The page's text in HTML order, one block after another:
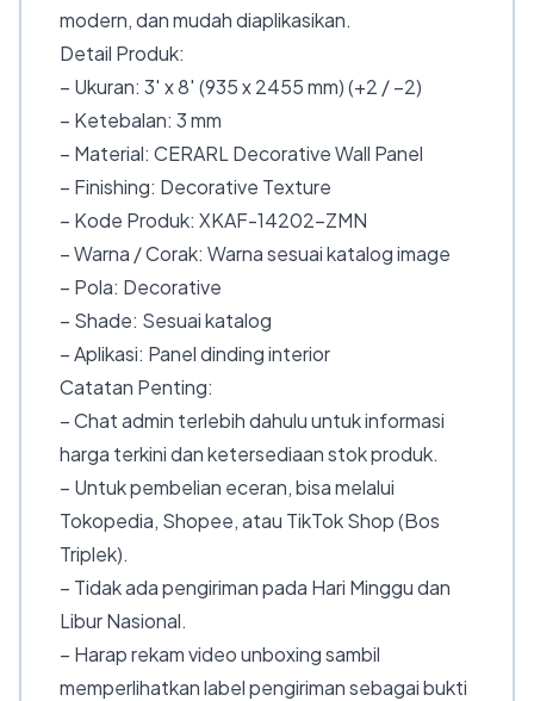
modern, dan mudah diaplikasikan.
Detail Produk:
– Ukuran: 3′ x 8′ (935 x 2455 mm) (+2 / −2)
– Ketebalan: 3 mm
– Material: CERARL Decorative Wall Panel
– Finishing: Decorative Texture
– Kode Produk: XKAF-14202-ZMN
– Warna / Corak: Warna sesuai katalog image
– Pola: Decorative
– Shade: Sesuai katalog
– Aplikasi: Panel dinding interior
Catatan Penting:
– Chat admin terlebih dahulu untuk informasi
harga terkini dan ketersediaan stok produk.
– Untuk pembelian eceran, bisa melalui
Tokopedia, Shopee, atau TikTok Shop (Bos
Triplek).
– Tidak ada pengiriman pada Hari Minggu dan
Libur Nasional.
– Harap rekam video unboxing sambil
memperlihatkan label pengiriman sebagai bukti